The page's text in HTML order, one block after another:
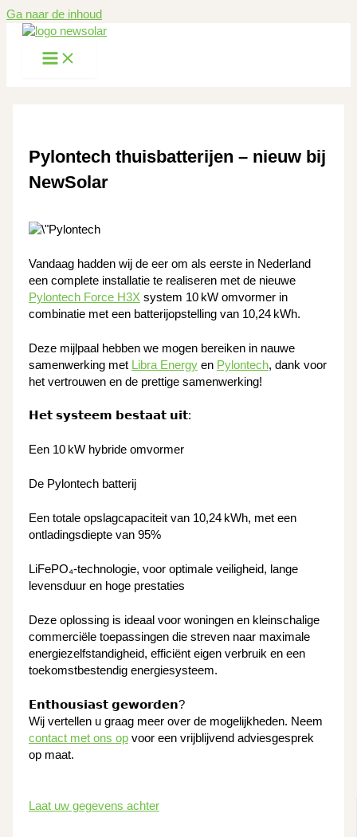
Ga naar de inhoud
Pylontech thuisbatterijen – nieuw bij
NewSolar
Vandaag hadden wij de eer om als eerste in Nederland
een complete installatie te realiseren met de nieuwe
Pylontech Force H3X system 10 kW omvormer in
combinatie met een batterijopstelling van 10,24 kWh.
Deze mijlpaal hebben we mogen bereiken in nauwe
samenwerking met Libra Energyen Pylontech, dank voor
het vertrouwen en de prettige samenwerking!
𝗛𝗲𝘁 𝘀𝘆𝘀𝘁𝗲𝗲𝗺 𝗯𝗲𝘀𝘁𝗮𝗮𝘁 𝘂𝗶𝘁:
Een 10 kW hybride omvormer
De Pylontech batterij
Een totale opslagcapaciteit van 10,24 kWh, met een
ontladingsdiepte van 95%
LiFePO₄-technologie, voor optimale veiligheid, lange
levensduur en hoge prestaties
Deze oplossing is ideaal voor woningen en kleinschalige
commerciële toepassingen die streven naar maximale
energiezelfstandigheid, efficiënt eigen verbruik en een
toekomstbestendig energiesysteem.
𝗘𝗻𝘁𝗵𝗼𝘂𝘀𝗶𝗮𝘀𝘁 𝗴𝗲𝘄𝗼𝗿𝗱𝗲𝗻?
Wij vertellen u graag meer over de mogelijkheden. Neem
contact met ons opvoor een vrijblijvend adviesgesprek
op maat.
Laat uw gegevens achter